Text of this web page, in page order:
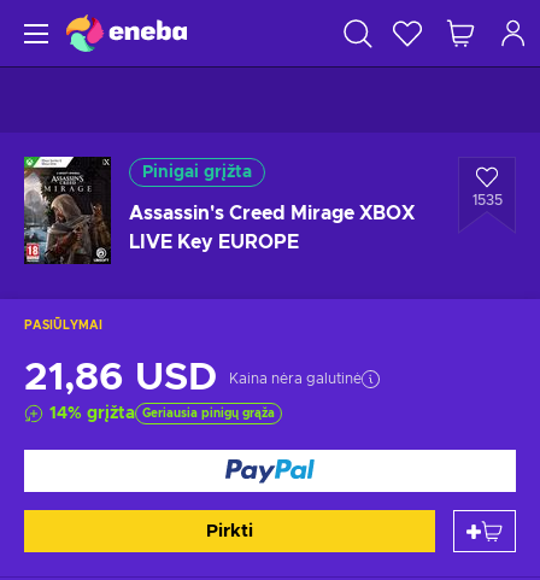
Pinigai grįžta
Assassin's Creed Mirage XBOX
LIVE Key EUROPE
1535
PASIŪLYMAI
21,86 USD Kaina nėra galutinė
14% grįžta Geriausia pinigų grąža
Pirkti